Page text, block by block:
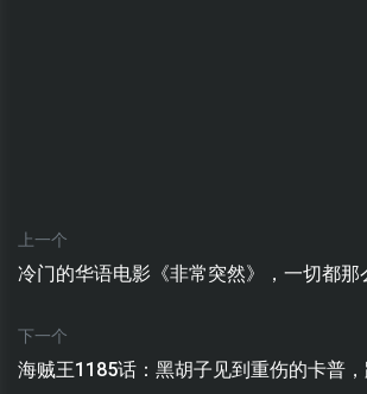
上一个
冷门的华语电影《非常突然》，一切都那
下一个
海贼王1185话：黑胡子见到重伤的卡普，